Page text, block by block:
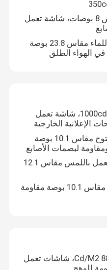
شاشة عرض TFT LCD مقاس 8 بوصات، شاشة تعمل
شاشة لمس متعددة مقاومة للماء مقاس 23.8 بوصة
الهواء الطلق
شاشة ذات إطار مفتوح 1000cd/M2، شاشة تعمل
شاشة LCD صناعية بإطار مفتوح مقاس 10.1 بوصة
لبصمات الأصابع
شاشة صناعية بإطار مفتوح تعمل باللمس مقاس 12.1
شاشة صناعية تعمل باللمس مقاس 10.1 بوصة مقاومة
شاشة LCD تعمل باللمس 880 Cd/M2، شاشات تعمل